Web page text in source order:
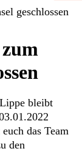
bleibt
das Team
den